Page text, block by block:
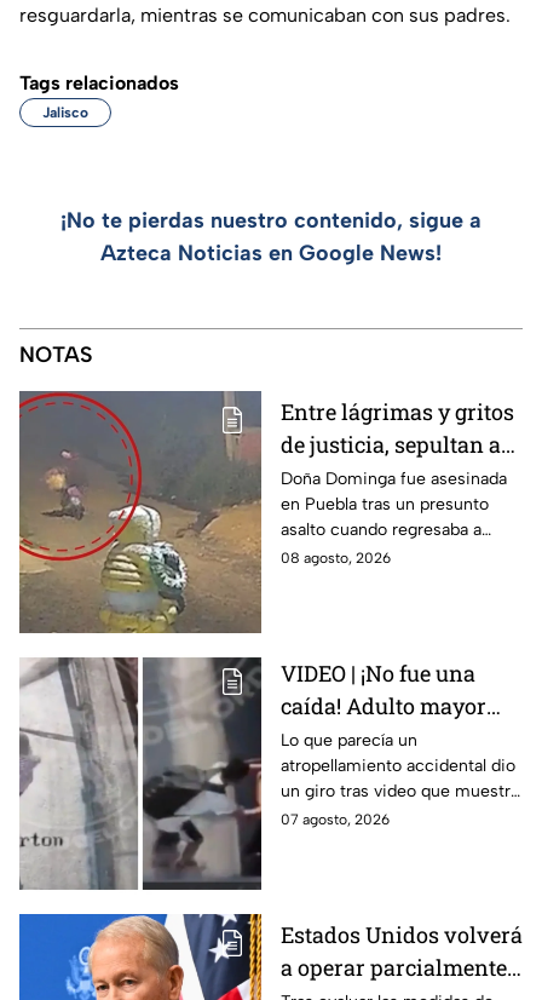
resguardarla, mientras se comunicaban con sus padres.
Tags relacionados
Jalisco
¡No te pierdas nuestro contenido, sigue a
Azteca Noticias en Google News!
NOTAS
Entre lágrimas y gritos
de justicia, sepultan a
doña Dominga, la
abuelita asesinada tras
asalto en Amozoc,
Puebla
Doña Dominga fue asesinada
en Puebla tras un presunto
asalto cuando regresaba a
casa; familiares y amigos la
08 agosto, 2026
VIDEO | ¡No fue una
caída! Adulto mayor
muere atropellado por
tráiler; joven lo empujó
en Monterrey
Lo que parecía un
atropellamiento accidental dio
un giro tras video que muestra
cómo un joven empujó a
07 agosto, 2026
Estados Unidos volverá
a operar parcialmente